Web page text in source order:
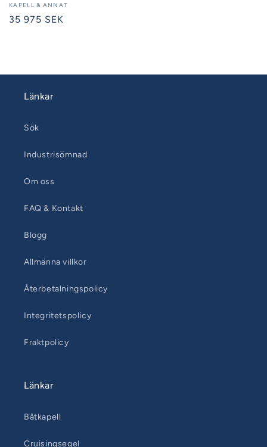
Säljare:
KAPELL & ANNAT
Ordinarie
35 975 SEK
Länkar
Sök
Industrisömnad
Om oss
FAQ & Kontakt
Blogg
Allmänna villkor
Återbetalningspolicy
Integritetspolicy
Fraktpolicy
Länkar
Båtkapell
Cruisingsegel